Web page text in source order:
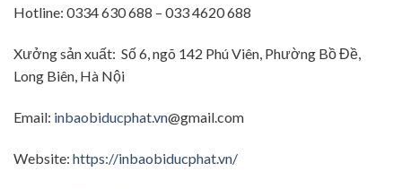
Hotline: 0334 630 688 – 033 4620 688
Xưởng sản xuất: Số 6, ngõ 142 Phú Viên, Phường Bồ Đề,
Long Biên, Hà Nội
Email: inbaobiducphat.vn@gmail.com
Website: https://inbaobiducphat.vn/